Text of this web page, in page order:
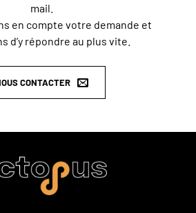
mail.
en compte votre demande et
d’y répondre au plus vite.
CONTACTER